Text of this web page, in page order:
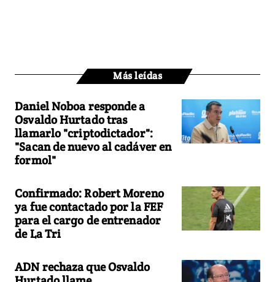
Más leídas
Daniel Noboa responde a
Osvaldo Hurtado tras
llamarlo "criptodictador":
"Sacan de nuevo al cadáver en
formol"
Confirmado: Robert Moreno
ya fue contactado por la FEF
para el cargo de entrenador
de La Tri
ADN rechaza que Osvaldo